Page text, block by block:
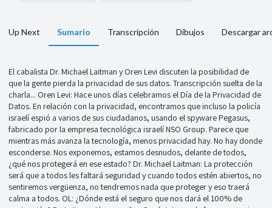
Up Next Sumario Transcripción Dibujos Descargar
El cabalista Dr. Michael Laitman y Oren Levi discuten la posibilidad de
que la gente pierda la privacidad de sus datos. Transcripción suelta de la
charla... Oren Levi: Hace unos días celebramos el Día de la Privacidad de
Datos. En relación con la privacidad, encontramos que incluso la policía
israelí espió a varios de sus ciudadanos, usando el spyware Pegasus,
fabricado por la empresa tecnológica israelí NSO Group. Parece que
mientras más avanza la tecnología, menos privacidad hay. No hay donde
esconderse. Nos exponemos, estamos desnudos, delante de todos,
¿qué nos protegerá en ese estado? Dr. Michael Laitman: La protección
será que a todos les faltará seguridad y cuando todos estén abiertos, no
sentiremos vergüenza, no tendremos nada que proteger y eso traerá
calma a todos. OL: ¿Dónde está el seguro que nos dará el 100% de